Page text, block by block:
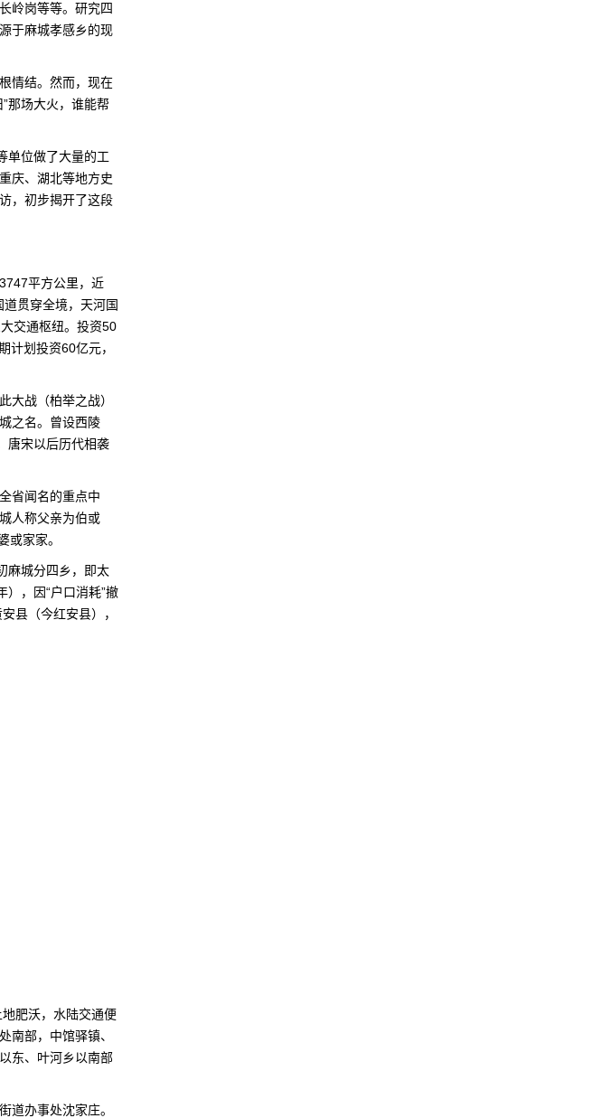
岭岗等等。研究四
于麻城孝感乡的现
情结。然而，现在
那场大火，谁能帮
单位做了大量的工
庆、湖北等地方史
，初步揭开了这段
平方公里，近
贯穿全境，天河国
交通枢纽。投资50
计划投资60亿元，
大战（柏举之战）
之名。曾设西陵
唐宋以后历代相袭
省闻名的重点中
人称父亲为伯或
或家家。
麻城分四乡，即太
，因“户口消耗”撤
县（今红安县），
肥沃，水陆交通便
南部，中馆驿镇、
东、叶河乡以南部
道办事处沈家庄。